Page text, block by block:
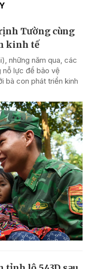
Tường cùng
kinh tế
những năm qua, các
nỗ lực để bảo vệ
bà con phát triển kinh